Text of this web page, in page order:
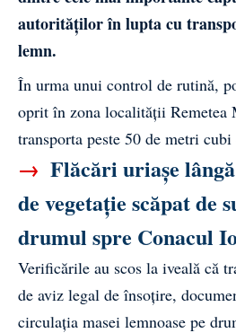
autorităților în lupta cu
lemn.
În urma unui control de rutină,
oprit în zona localității Remetea
transporta peste 50 de metri
→ Flăcări uriașe
de vegetație scăpat de
drumul spre Conacul
Verificările au scos la iveală că
de aviz legal de însoțire,
circulația masei lemnoase pe